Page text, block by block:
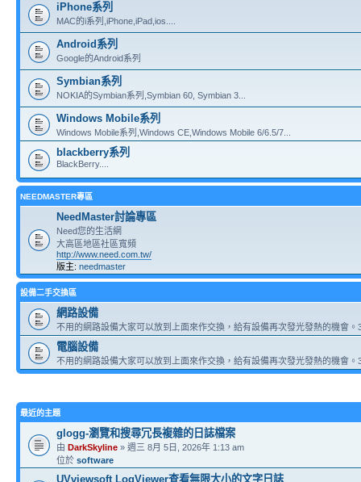
iPhone系列
MAC的i系列,iPhone,iPad,ios....
Android系列
Google的Android系列
Symbian系列
NOKIA的Symbian系列,Symbian 60, Symbian 3...
Windows Mobile系列
Windows Mobile系列,Windows CE,Windows Mobile 6/6.5/7...
blackberry系列
BlackBerry....
NEEDMASTER專區
NeedMaster討論專區
Need您的生活網
大高區地區社區寬頻
http://www.need.com.tw/
版主: needmaster
設備二手交換區
網路設備
不用的網路設備大家可以放到上面來作交換，給有設備再次發光發熱的機會。
電腦設備
不用的網路設備大家可以放到上面來作交換，給有設備再次發光發熱的機會。
最近的主題
glogg-瀏覽和搜尋冗長複雜的日誌檔案
由 DarkSkyline » 週三 8月 5日, 2026年 1:13 am
位於 software
UVviewsoft LogViewer查看無限大小的文字日誌